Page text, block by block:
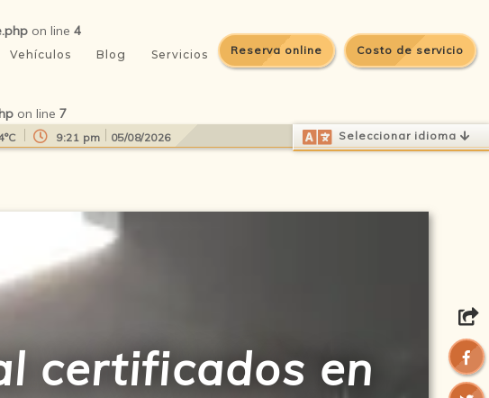
on line 4
on line 7
9:21 pm 05/08/2026 Select Language
Seleccionar idioma
Reserva online Costo de servicio
Vehículos Blog Servicios
certificados en